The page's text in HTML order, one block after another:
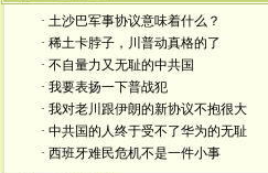
· 土沙巴军事协议意味着什么？
· 稀土卡脖子，川普动真格的了
· 不自量力又无耻的中共国
· 我要表扬一下普战犯
· 我对老川跟伊朗的新协议不抱很大
· 中共国的人终于受不了华为的无耻
· 西班牙难民危机不是一件小事